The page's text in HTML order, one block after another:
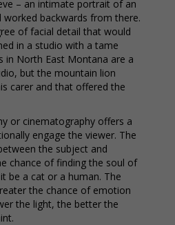
– an intimate portrait of an
worked backwards from there.
of facial detail that would
in a studio with a tame
in North East Montana are a
but the mountain lion
carer and that offered the
or cinematography offers a
engage the viewer. The
the subject and
chance of finding the soul of
be a cat or a human. The
the chance of emotion
the light, the better the